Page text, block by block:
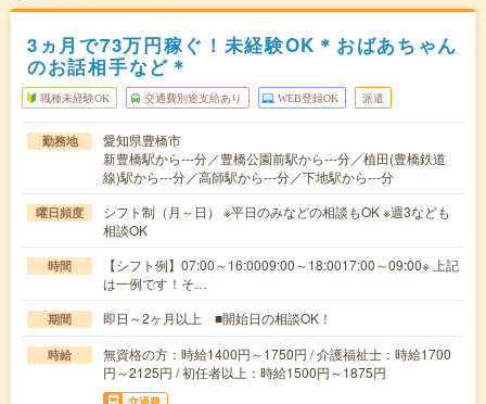
3ヵ月で73万円稼ぐ！未経験OK＊おばあちゃん
のお話相手など＊
職種未経験OK 交通費別途支給あり WEB登録OK 派遣
勤務地
愛知県豊橋市
新豊橋駅から---分／豊橋公園前駅から---分／植田(豊橋鉄道
線)駅から---分／高師駅から---分／下地駅から---分
曜日頻度
シフト制（月～日） ※平日のみなどの相談もOK ※週3なども
相談OK
時間
【シフト例】07:00～16:0009:00～18:0017:00～09:00※ 上記
は一例です！そ…
期間 即日～2ヶ月以上 ■開始日の相談OK！
時給
無資格の方：時給1400円～1750円 / 介護福祉士：時給1700
円～2125円 / 初任者以上：時給1500円～1875円